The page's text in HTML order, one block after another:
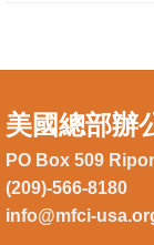
美國總部辦
PO Box 509
(209)-566-8180
info@mfci-